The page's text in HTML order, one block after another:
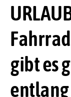
gibt es
entlang